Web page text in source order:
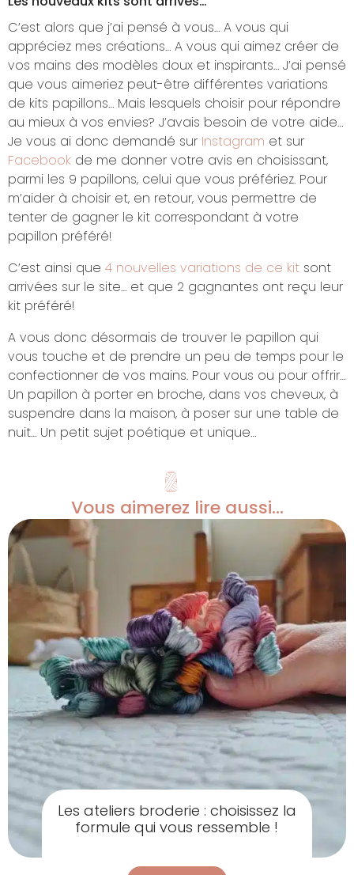
C’est alors que j’ai pensé à vous… A vous qui
appréciez mes créations… A vous qui aimez créer de
vos mains des modèles doux et inspirants… J’ai pensé
que vous aimeriez peut-être différentes variations
de kits papillons… Mais lesquels choisir pour répondre
au mieux à vos envies? J’avais besoin de votre aide…
Je vous ai donc demandé sur Instagram et sur
Facebook de me donner votre avis en choisissant,
parmi les 9 papillons, celui que vous préfériez. Pour
m’aider à choisir et, en retour, vous permettre de
tenter de gagner le kit correspondant à votre
papillon préféré!
C’est ainsi que 4 nouvelles variations de ce kit sont
arrivées sur le site… et que 2 gagnantes ont reçu leur
kit préféré!
A vous donc désormais de trouver le papillon qui
vous touche et de prendre un peu de temps pour le
confectionner de vos mains. Pour vous ou pour offrir…
Un papillon à porter en broche, dans vos cheveux, à
suspendre dans la maison, à poser sur une table de
nuit… Un petit sujet poétique et unique…
Vous aimerez lire aussi...
Les ateliers broderie : choisissez la
formule qui vous ressemble !